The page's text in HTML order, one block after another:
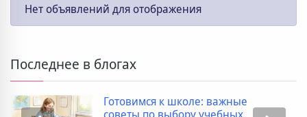
Нет объявлений для отображения
Последнее в блогах
Готовимся к школе: важные